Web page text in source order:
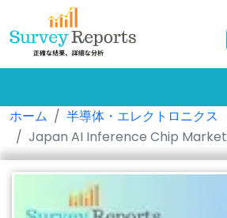
ホーム
半導体・エレクトロニクス
Japan AI Inference Chip Market